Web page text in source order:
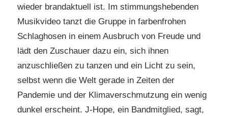
wieder brandaktuell ist. Im stimmungshebenden
Musikvideo tanzt die Gruppe in farbenfrohen
Schlaghosen in einem Ausbruch von Freude und
lädt den Zuschauer dazu ein, sich ihnen
anzuschließen zu tanzen und ein Licht zu sein,
selbst wenn die Welt gerade in Zeiten der
Pandemie und der Klimaverschmutzung ein wenig
dunkel erscheint. J-Hope, ein Bandmitglied, sagt,